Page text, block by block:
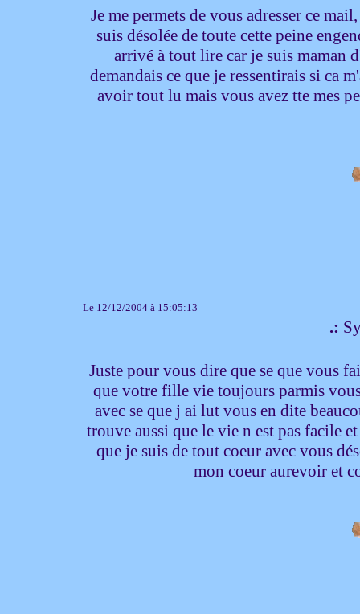
Je me permets de vous adresser ce
suis désolée de toute cette peine
arrivé à tout lire car je suis maman
demandais ce que je ressentirais si ca
avoir tout lu mais vous avez tte mes
Le 12/12/2004 à 15:05:13
.:
Juste pour vous dire que se que vous
que votre fille vie toujours parmis
avec se que j ai lut vous en dite
trouve aussi que le vie n est pas facile
que je suis de tout coeur avec vous
mon coeur aurevoir et